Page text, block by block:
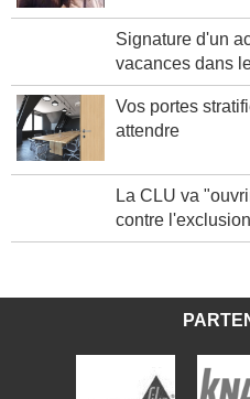
Signature d'un
Vos portes
La CLU va